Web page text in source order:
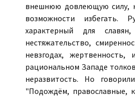
внешнюю довлеющую силу,
возможности избегать.
характерный для
нестяжательство,
невзгодах,
рациональном Западе
неразвитость. Но
"Подождём, православные,